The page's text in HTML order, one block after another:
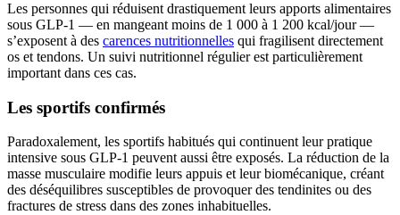
Les personnes qui réduisent drastiquement leurs apports alimentaires
sous GLP-1 — en mangeant moins de 1 000 à 1 200 kcal/jour —
s’exposent à des carences nutritionnelles qui fragilisent directement
os et tendons. Un suivi nutritionnel régulier est particulièrement
important dans ces cas.
Les sportifs confirmés
Paradoxalement, les sportifs habitués qui continuent leur pratique
intensive sous GLP-1 peuvent aussi être exposés. La réduction de la
masse musculaire modifie leurs appuis et leur biomécanique, créant
des déséquilibres susceptibles de provoquer des tendinites ou des
fractures de stress dans des zones inhabituelles.